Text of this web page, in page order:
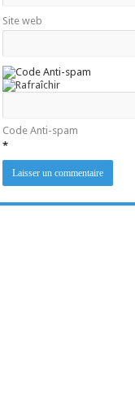
Site web
Code Anti-spam
*